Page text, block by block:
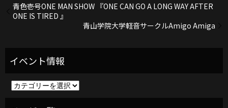
青色壱号ONE MAN SHOW 『ONE CAN GO A LONG WAY AFTER
ONE IS TIRED 』
青山学院大学軽音サークルAmigo Amiga